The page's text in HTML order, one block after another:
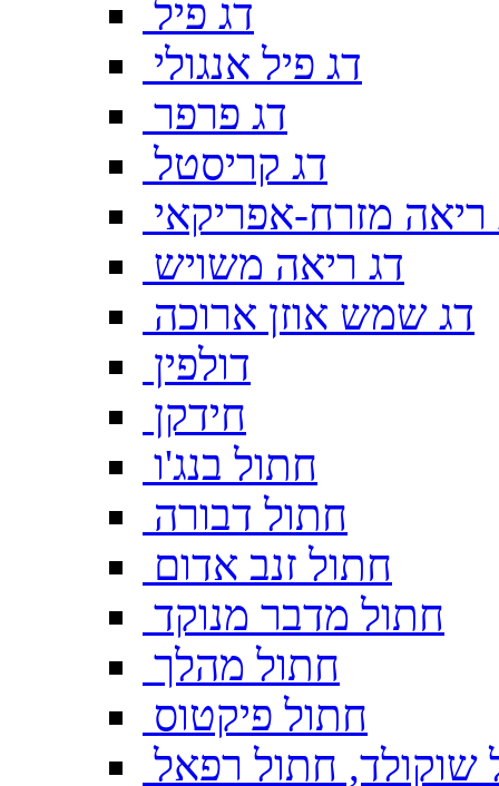
דג פיל
דג פיל אנגולי
דג פרפר
דג קריסטל
ריאה מזרח-אפריקאי
דג ריאה משויש
דג שמש אוזן ארוכה
דולפין
חידקן
חתול בנג'ו
חתול דבורה
חתול זנב אדום
חתול מדבר מנוקד
חתול מהלך
חתול פיקטוס
שוקולד, חתול רפאל